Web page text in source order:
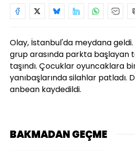
Olay, İstanbul'da meydana
grup arasında parkta başlayan
taşındı. Çocuklar oyuncaklara
yanıbaşlarında silahlar patladı.
anbean kaydedildi.
BAKMADAN GEÇME